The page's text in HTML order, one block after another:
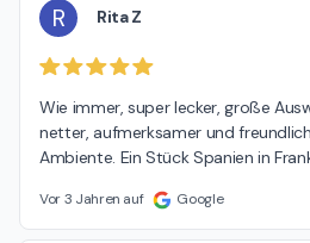
R Rita Z
Wie immer, super lecker, große
netter, aufmerksamer und
Ambiente. Ein Stück Spanien in
Vor 3 Jahren auf Google